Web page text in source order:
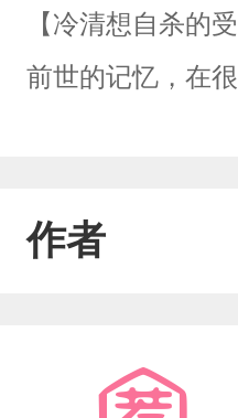
【冷清想自杀的
前世的记忆，在
作者